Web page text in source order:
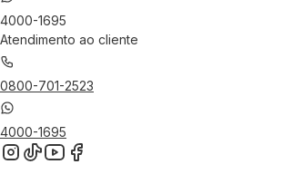
4000-1695
Atendimento ao cliente
0800-701-2523
4000-1695